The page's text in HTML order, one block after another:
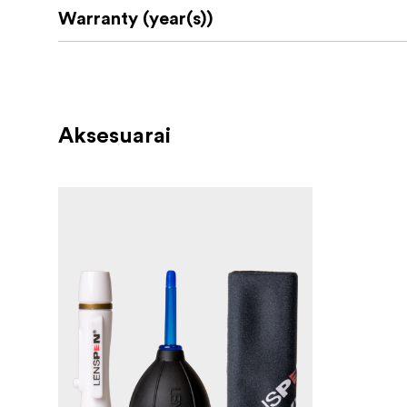
Warranty (year(s))
Aksesuarai